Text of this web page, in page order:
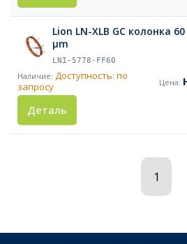
Lion LN-XLB GC колонка
µm
LNI-5778-FF60
Доступность: по
запросу
Деталь
1